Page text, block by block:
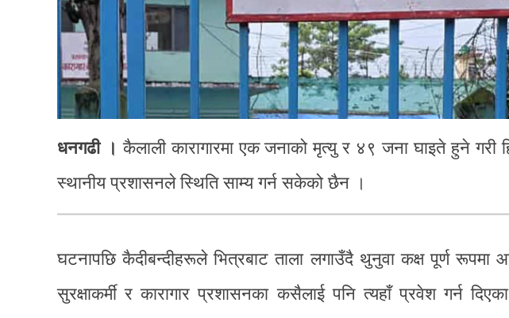
धनगढी ।कैलाली कारागारमा एक जनाको मृत्यु र ४९ जना घाइते हुने गरी
स्थानीय प्रशासनले स्थिति साम्य गर्न सकेको छैन ।
घटनापछि कैदीबन्दीहरूले भित्रबाट ताला लगाउँदै थुनुवा कक्ष पूर्ण
सुरक्षाकर्मी र कारागार प्रशासनका कसैलाई पनि त्यहाँ प्रवेश गर्न